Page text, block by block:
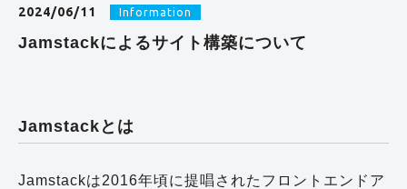
2024/06/11 Information
Jamstackによるサイト構築について
Jamstackとは
Jamstackは2016年頃に提唱されたフロントエンドア